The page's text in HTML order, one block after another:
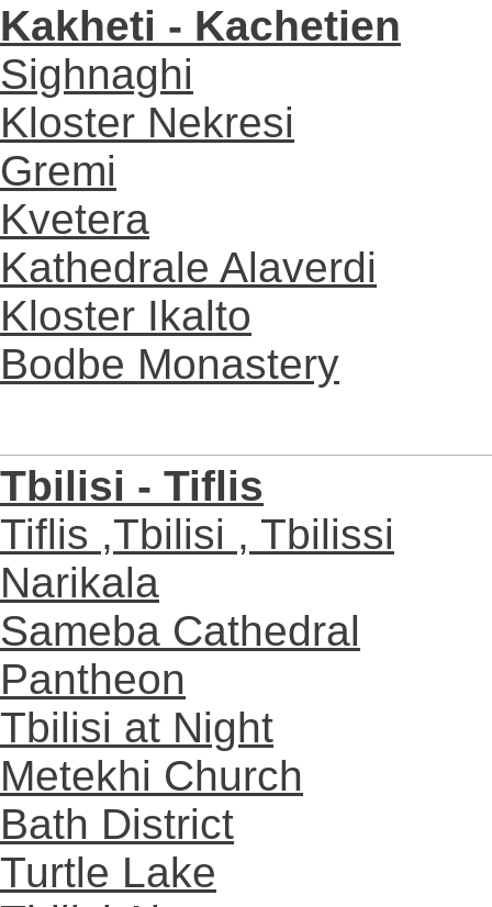
Kakheti - Kachetien
Sighnaghi
Kloster Nekresi
Gremi
Kvetera
Kathedrale Alaverdi
Kloster Ikalto
Bodbe Monastery
Tbilisi - Tiflis
Tiflis ,Tbilisi , Tbilissi
Narikala
Sameba Cathedral
Pantheon
Tbilisi at Night
Metekhi Church
Bath District
Turtle Lake